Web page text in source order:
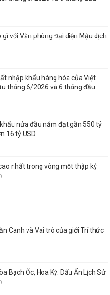
gì với Văn phòng Đại diện Mậu dịch
nhập khẩu hàng hóa của Việt
tháng 6/2026 và 6 tháng đầu
nửa đầu năm đạt gần 550 tỷ
16 tỷ USD
nhất trong vòng một thập kỷ
0
Canh và Vai trò của giới Trí thức
Bạch Ốc, Hoa Kỳ: Dấu Ấn Lịch Sử
0